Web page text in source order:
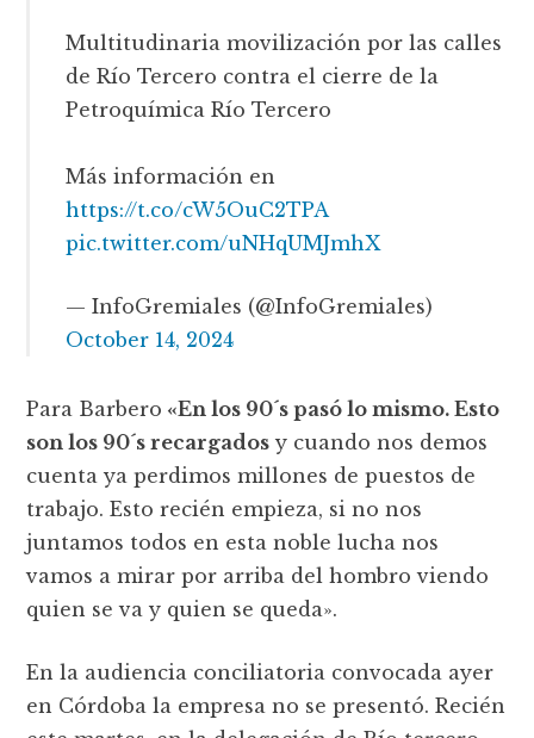
Multitudinaria movilización por las calles
de Río Tercero contra el cierre de la
Petroquímica Río Tercero
Más información en
https://t.co/cW5OuC2TPA
pic.twitter.com/uNHqUMJmhX
— InfoGremiales (@InfoGremiales)
October 14, 2024
Para Barbero «En los 90´s pasó lo mismo. Esto
son los 90´s recargados y cuando nos demos
cuenta ya perdimos millones de puestos de
trabajo. Esto recién empieza, si no nos
juntamos todos en esta noble lucha nos
vamos a mirar por arriba del hombro viendo
quien se va y quien se queda».
En la audiencia conciliatoria convocada ayer
en Córdoba la empresa no se presentó. Recién